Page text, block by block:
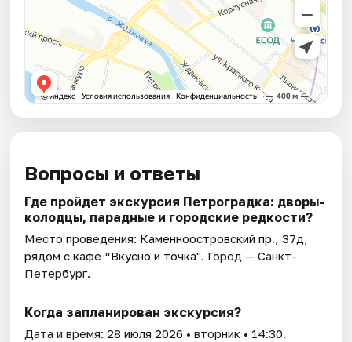
Вопросы и ответы
Где пройдет экскурсия Петроградка: дворы-
колодцы, парадные и городские редкости?
Место проведения: Каменноостровский пр., 37д,
рядом с кафе “Вкусно и точка". Город — Санкт-
Петербург.
Когда запланирован экскурсия?
Дата и время:28 июля 2026 • вторник • 14:30.